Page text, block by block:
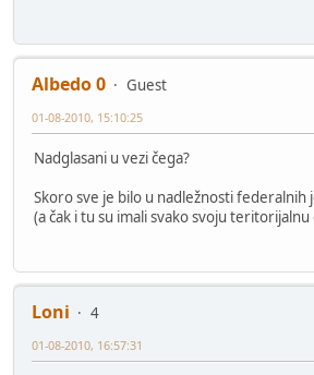
Albedo 0
Guest
01-08-2010, 15:10:25
Nadglasani u vezi čega?
Skoro sve je bilo u nadležnosti federalnih
(a čak i tu su imali svako svoju
Loni
4
01-08-2010, 16:57:31